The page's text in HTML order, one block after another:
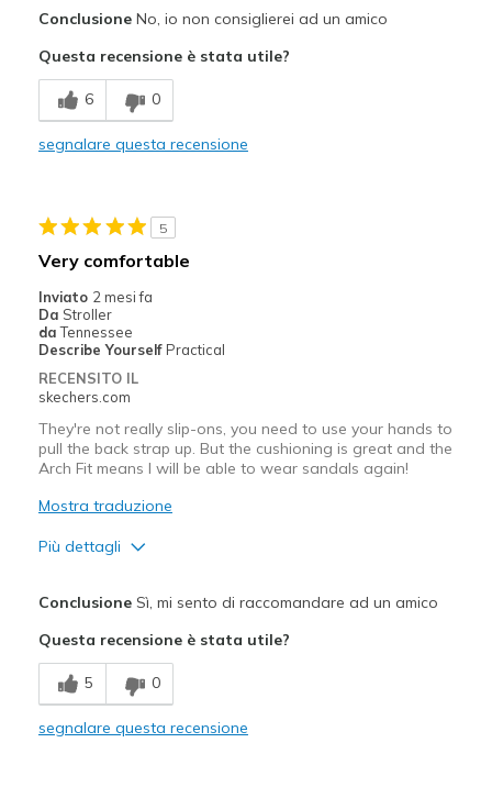
Difetti
Way too large, both in length and width
Going Out
Width
Sizing
Feels full size too big
View On Shoes
ConclusioneNo, io non consiglierei ad un amico
Questa recensione è stata utile?
6 0
segnalare questa recensione
5
Very comfortable
Inviato 2 mesi fa
Da Stroller
da Tennessee
Describe Yourself Practical
RECENSITO IL
skechers.com
They're not really slip-ons, you need to use your hands to
pull the back strap up. But the cushioning is great and the
Arch Fit means I will be able to wear sandals again!
Mostra traduzione
Più dettagli
Migliori Utilizzi:
Casual Wear
ConclusioneSì, mi sento di raccomandare ad un amico
Questa recensione è stata utile?
5 0
segnalare questa recensione